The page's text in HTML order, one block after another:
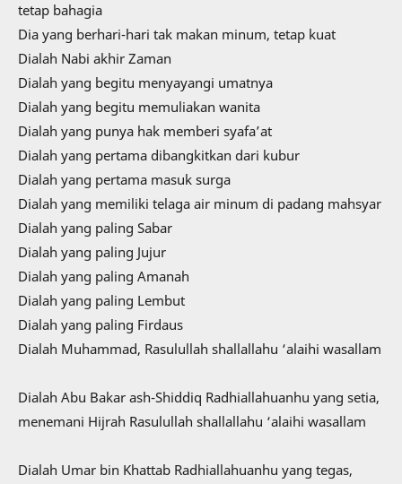
tetap bahagia
Dia yang berhari-hari tak makan minum, tetap kuat
Dialah Nabi akhir Zaman
Dialah yang begitu menyayangi umatnya
Dialah yang begitu memuliakan wanita
Dialah yang punya hak memberi syafa’at
Dialah yang pertama dibangkitkan dari kubur
Dialah yang pertama masuk surga
Dialah yang memiliki telaga air minum di padang mahsyar
Dialah yang paling Sabar
Dialah yang paling Jujur
Dialah yang paling Amanah
Dialah yang paling Lembut
Dialah yang paling Firdaus
Dialah Muhammad, Rasulullah shallallahu ‘alaihi wasallam
Dialah Abu Bakar ash-Shiddiq Radhiallahuanhu yang setia,
menemani Hijrah Rasulullah shallallahu ‘alaihi wasallam
Dialah Umar bin Khattab Radhiallahuanhu yang tegas,